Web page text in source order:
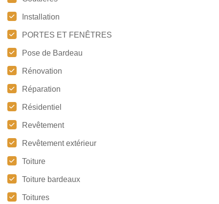
Installation
PORTES ET FENÊTRES
Pose de Bardeau
Rénovation
Réparation
Résidentiel
Revêtement
Revêtement extérieur
Toiture
Toiture bardeaux
Toitures